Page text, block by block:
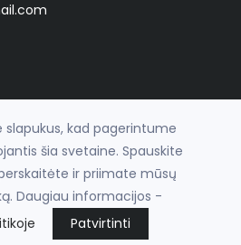
Pamika
nuomafronto.lt
slapukus, kad pagerintume
šia svetaine. Spauskite
ir priimate mūsų
Daugiau informacijos -
Patvirtinti